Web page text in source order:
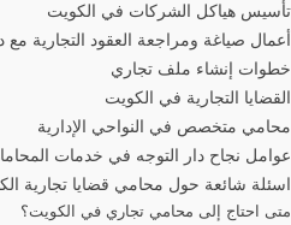
تأسيس هياكل الشركات في الكويت
أعمال صياغة ومراجعة العقود التجارية مع
خطوات إنشاء ملف تجاري
القضايا التجارية في الكويت
محامي متخصص في النواحي الإدارية
عوامل نجاح دار التوجه في خدمات
اسئلة شائعة حول محامي قضايا تجارية
متى احتاج إلى محامي تجاري في الكويت؟